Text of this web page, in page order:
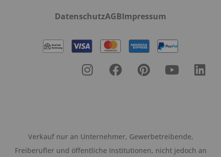
DatenschutzAGBImpressum
Verkauf nur an Unternehmer, Gewerbetreibende,
Freiberufler und öffentliche Institutionen, nicht jedoch an